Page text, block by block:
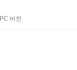
PC 버전